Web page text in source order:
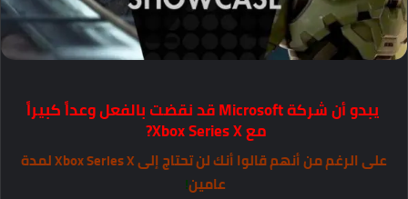
يبدو أن شركةMicrosoftقد نقضت بالفعل وعداً كبيراً
معXbox Series X?
على الرغم من أنهم قالوا أنك لن تحتاج إلى Xbox Series X لمدة
عامين!